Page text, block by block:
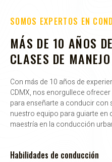
SOMOS EXPERTOS EN
MÁS DE 10 AÑOS
CLASES DE
Con más de 10 años de
CDMX, nos enorgullece
para enseñarte a conducir con
nuestro equipo para guiarte en
maestría en la conducción
Habilidades de conducción